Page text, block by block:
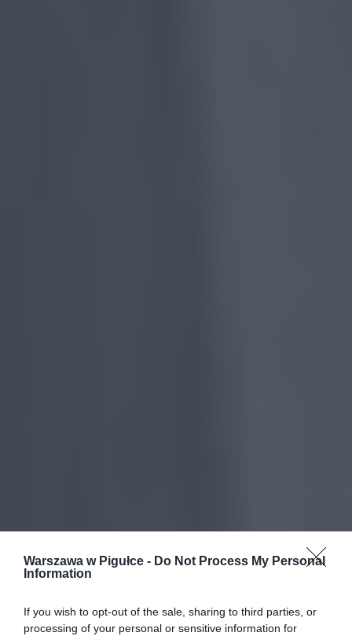
Warszawa w Pigułce - Do Not Process My Personal
Information
If you wish to opt-out of the sale, sharing to third parties, or
processing of your personal or sensitive information for